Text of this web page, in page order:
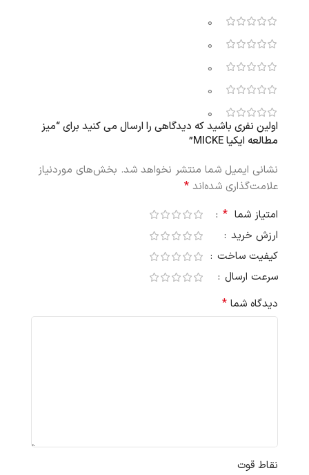
0
0
0
0
0
اولین نفری باشید که دیدگاهی را ارسال می کنید برای “میز
مطالعه ایکیا MICKE”
نشانی ایمیل شما منتشر نخواهد شد. بخش‌های موردنیاز
علامت‌گذاری شده‌اند *
امتیاز شما *
ارزش خرید
کیفیت ساخت
سرعت ارسال
دیدگاه شما *
نقاط قوت